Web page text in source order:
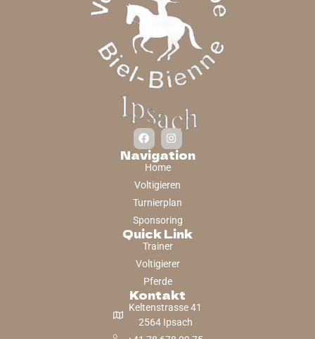
Navigation
Home
Voltigieren
Turnierplan
Sponsoring
Quick Link
Trainer
Voltigierer
Pferde
Kontakt
Keltenstrasse 41
2564 Ipsach